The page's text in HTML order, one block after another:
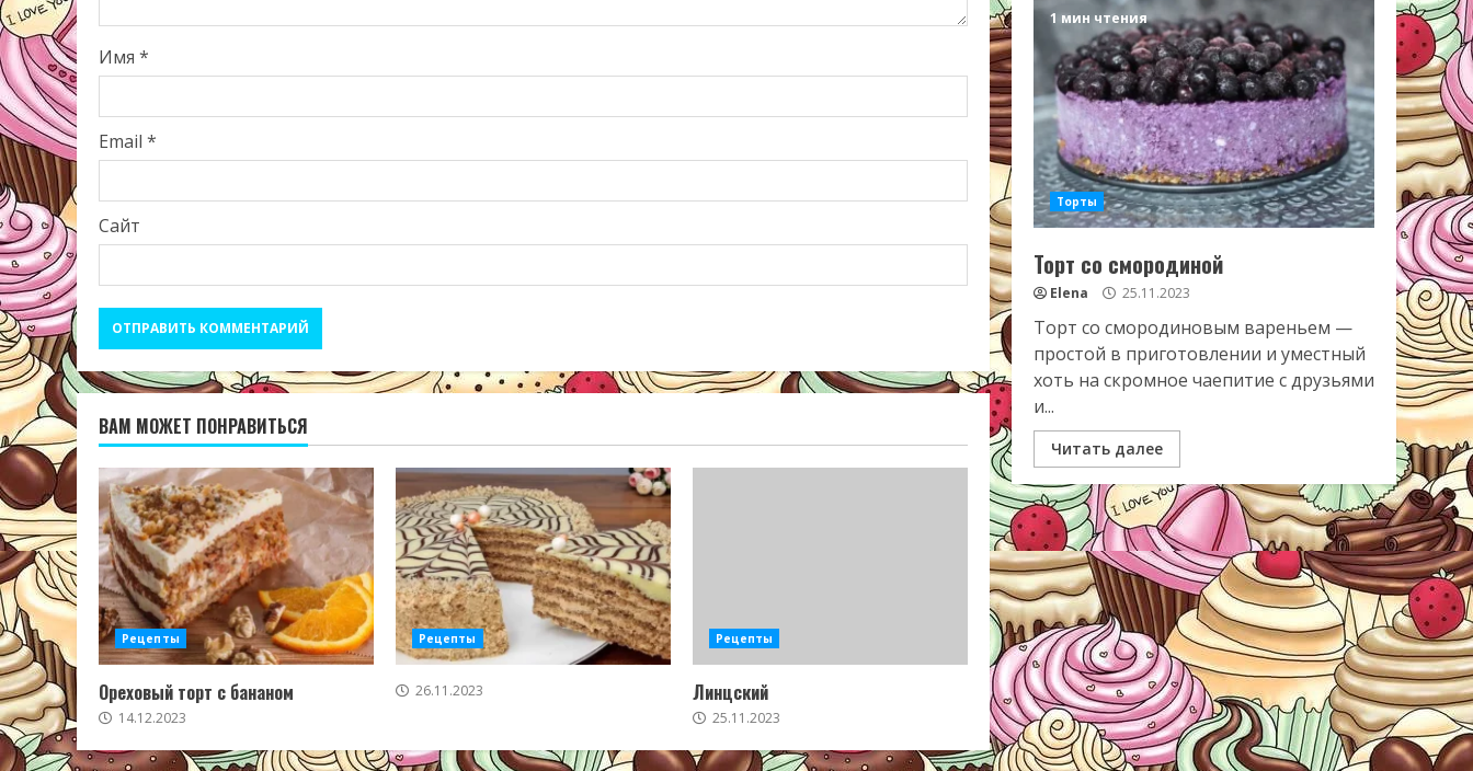
Имя *
Email *
Сайт
ВАМ МОЖЕТ ПОНРАВИТЬСЯ
Рецепты
Ореховый торт с бананом
14.12.2023
Рецепты
26.11.2023
Рецепты
Линцский
25.11.2023
1 мин чтения
Торты
Торт со смородиной
Elena 25.11.2023
Торт со смородиновым вареньем —
простой в приготовлении и уместный
хоть на скромное чаепитие с друзьями
и...
Читать далее